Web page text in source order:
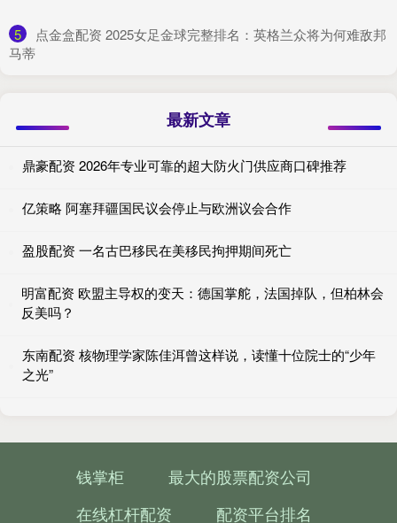
5
​点金盒配资 2025女足金球完整排名：英格兰众将为何难敌邦
马蒂
最新文章
鼎豪配资 2026年专业可靠的超大防火门供应商口碑推荐
亿策略 阿塞拜疆国民议会停止与欧洲议会合作
盈股配资 一名古巴移民在美移民拘押期间死亡
明富配资 欧盟主导权的变天：德国掌舵，法国掉队，但柏林会
反美吗？
东南配资 核物理学家陈佳洱曾这样说，读懂十位院士的“少年
之光”
钱掌柜
最大的股票配资公司
在线杠杆配资
配资平台排名